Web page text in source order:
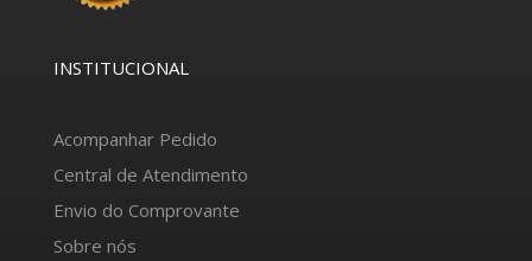
INSTITUCIONAL
Acompanhar Pedido
Central de Atendimento
Envio do Comprovante
Sobre nós